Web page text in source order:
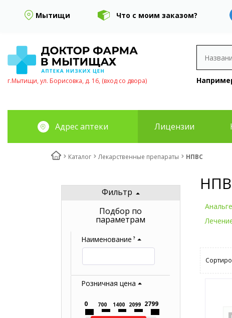
Мытищи Что с моим заказом?
г.Мытищи, ул. Борисовка, д. 16, (вход со двора)
Адрес аптеки Лицензии
Каталог Лекарственные препараты НПВС
Фильтр
Подбор по
параметрам
Наименование ?
Розничная цена
0 700 1400 2099 2799